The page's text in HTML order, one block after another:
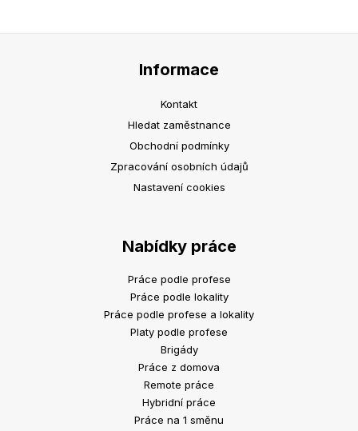
Informace
Kontakt
Hledat zaměstnance
Obchodní podmínky
Zpracování osobních údajů
Nastavení cookies
Nabídky práce
Práce podle profese
Práce podle lokality
Práce podle profese a lokality
Platy podle profese
Brigády
Práce z domova
Remote práce
Hybridní práce
Práce na 1 směnu